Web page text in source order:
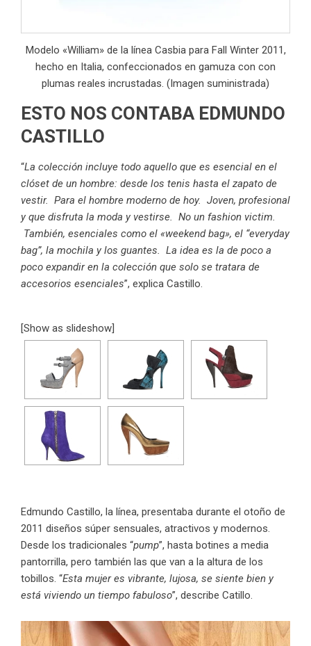
Modelo «William» de la línea Casbia para Fall Winter 2011,
hecho en Italia, confeccionados en gamuza con con
plumas reales incrustadas. (Imagen suministrada)
ESTO NOS CONTABA EDMUNDO
CASTILLO
“La colección incluye todo aquello que es esencial en el
clóset de un hombre: desde los tenis hasta el zapato de
vestir. Para el hombre moderno de hoy. Joven, profesional
y que disfruta la moda y vestirse. No un fashion victim.
También, esenciales como el «weekend bag», el “everyday
bag”, la mochila y los guantes. La idea es la de poco a
poco expandir en la colección que solo se tratara de
accesorios esenciales”, explica Castillo.
[Show as slideshow]
Edmundo Castillo, la línea, presentaba durante el otoño de
2011 diseños súper sensuales, atractivos y modernos.
Desde los tradicionales “pump”, hasta botines a media
pantorrilla, pero también las que van a la altura de los
tobillos. “Esta mujer es vibrante, lujosa, se siente bien y
está viviendo un tiempo fabuloso”, describe Catillo.